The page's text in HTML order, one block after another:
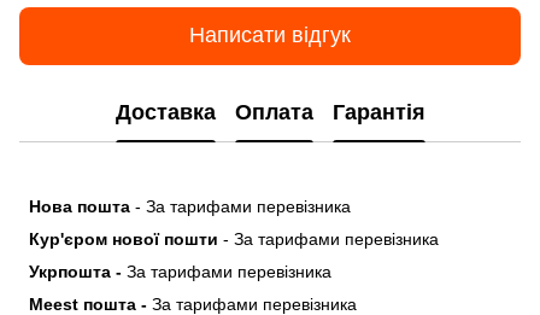
Написати відгук
Доставка Оплата Гарантія
Нова пошта - За тарифами перевізника
Кур'єром нової пошти - За тарифами перевізника
Укрпошта - За тарифами перевізника
Meest пошта - За тарифами перевізника